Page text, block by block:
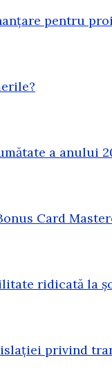
pentru
a anului
Card
ridicată la
privind